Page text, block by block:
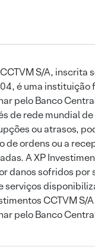
S/A, inscrita
é uma instituição
pelo Banco
de rede mundial
ou atrasos,
de ordens ou a
A XP
danos sofridos por
serviços
CCTVM S/
pelo Banco